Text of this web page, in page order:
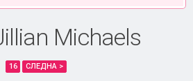
Michaels
16 СЛЕДНА >